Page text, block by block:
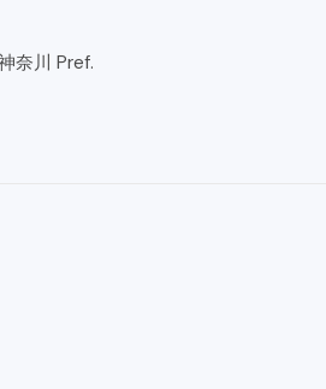
奈川 Pref.